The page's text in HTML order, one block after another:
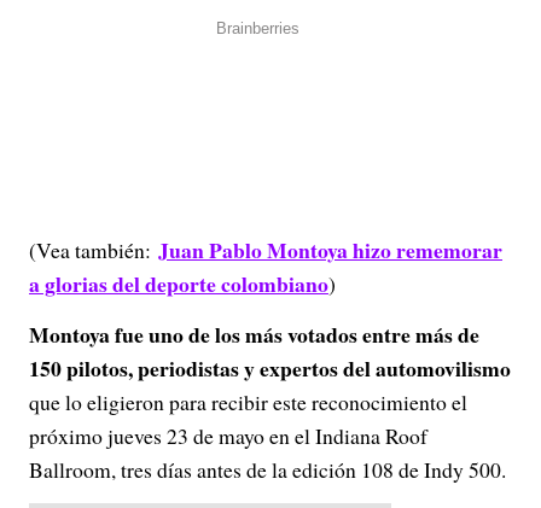
(Vea también: Juan Pablo Montoya hizo rememorar
a glorias del deporte colombiano)
Montoya fue uno de los más votados entre más de
150 pilotos, periodistas y expertos del automovilismo
que lo eligieron para recibir este reconocimiento el
próximo jueves 23 de mayo en el Indiana Roof
Ballroom, tres días antes de la edición 108 de Indy 500.